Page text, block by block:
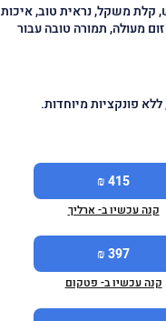
קלת משקל, נראית טוב, איכות
מעולה, תמורה טובה עבור
פונקציות מיוחדות.
415 ₪
קנה עכשיו ב- ארליך
397 ₪
קנה עכשיו ב- פטקום